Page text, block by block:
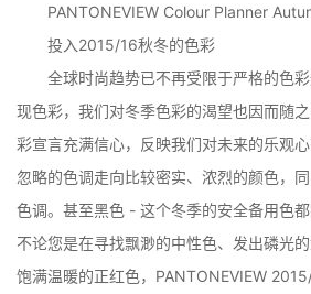
PANTONEVIEW Colour Planner
投入2015/16秋冬的色彩
全球时尚趋势已不再受限于严格的色
现色彩，我们对冬季色彩的渴望也因而随
彩宣言充满信心，反映我们对未来的乐观
忽略的色调走向比较密实、浓烈的颜色，
色调。甚至黑色 - 这个冬季的安全备用色都
不论您是在寻找飘渺的中性色、发出磷光
饱满温暖的正红色，PANTONEVIEW